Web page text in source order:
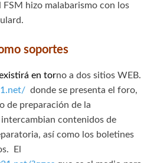
FSM hizo malabarismo con los
soportes
en torno a dos sitios WEB.
donde se presenta el foro,
de preparación de la
contenidos de
así como los boletines
El